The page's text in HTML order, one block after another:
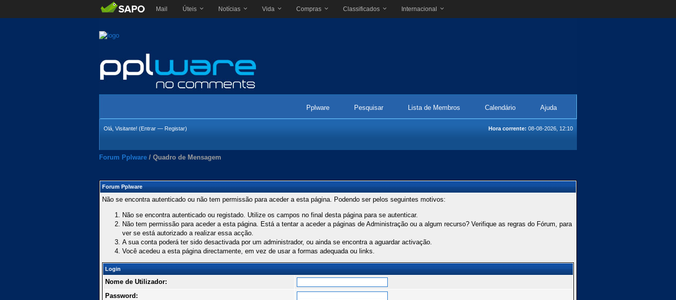
Mail Úteis Notícias Vida Compras Classificados Internacional
Pplware Pesquisar Lista de Membros Calendário Ajuda
Hora corrente: 08-08-2026, 12:10
Olá, Visitante! (Entrar — Registar)
Forum Pplware / Quadro de Mensagem
Forum Pplware
Não se encontra autenticado ou não tem permissão para aceder a esta página. Podendo ser pelos seguintes motivos:
Não se encontra autenticado ou registado. Utilize os campos no final desta página para se autenticar.
Não tem permissão para aceder a esta página. Está a tentar a aceder a páginas de Administração ou a algum recurso? Verifique as regras do Fórum, para
ver se está autorizado a realizar essa acção.
A sua conta poderá ter sido desactivada por um administrador, ou ainda se encontra a aguardar activação.
Você acedeu a esta página directamente, em vez de usar a formas adequada ou links.
Login
Nome de Utilizador:
Password: